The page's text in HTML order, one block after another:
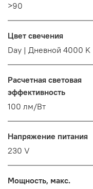
>90
Цвет свечения
Day | Дневной 4000 K
Расчетная световая
эффективность
100 лм/Вт
Напряжение питания
230 V
Мощность, макс.